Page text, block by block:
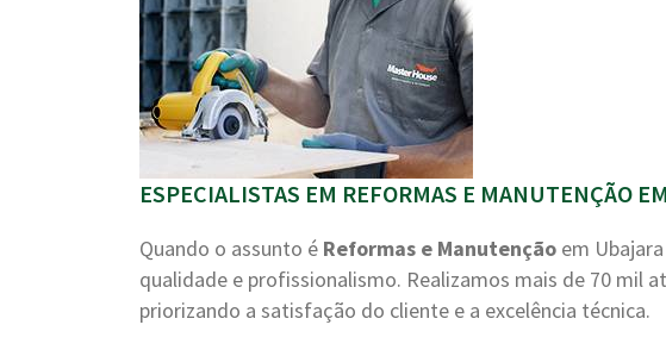
ESPECIALISTAS EM REFORMAS E MANUTENÇÃO
Quando o assunto é Reformas e Manutenção em Ubajara
qualidade e profissionalismo. Realizamos mais de 70 mil
priorizando a satisfação do cliente e a excelência técnica.